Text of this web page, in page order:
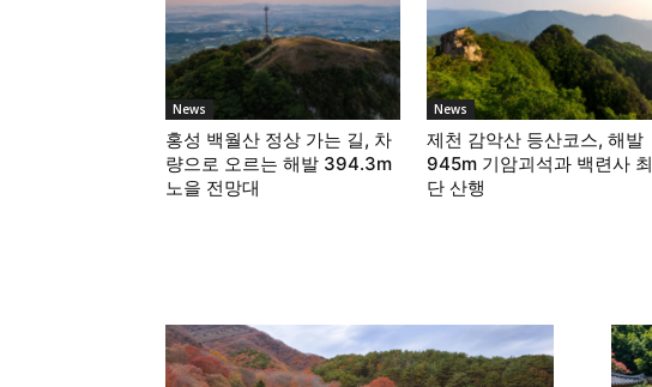
News
홍성 백월산 정상 가는 길, 차
량으로 오르는 해발 394.3m
노을 전망대
News
제천 감악산 등산코스, 해발
945m 기암괴석과 백련사 최
단 산행